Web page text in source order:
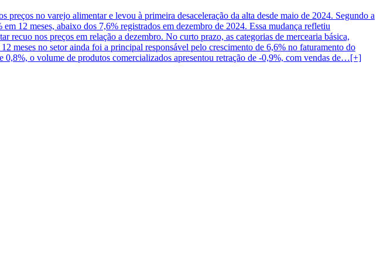
no varejo alimentar e levou à primeira desaceleração da alta desde maio de 2024. Segundo a
12 meses, abaixo dos 7,6% registrados em dezembro de 2024. Essa mudança refletiu
recuo nos preços em relação a dezembro. No curto prazo, as categorias de mercearia básica,
meses no setor ainda foi a principal responsável pelo crescimento de 6,6% no faturamento do
o volume de produtos comercializados apresentou retração de -0,9%, com vendas de…[+]